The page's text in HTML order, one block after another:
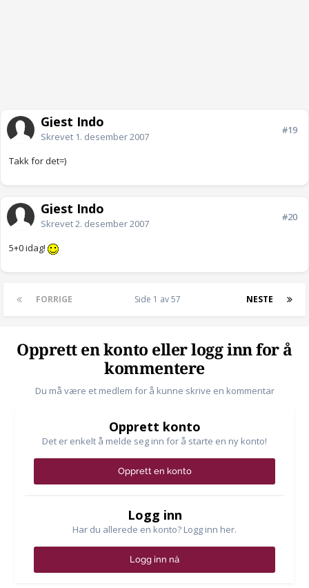
Gjest Indo
Skrevet 1. desember 2007
#19
Takk for det=)
Gjest Indo
Skrevet2. desember 2007
#20
5+0 idag!
FORRIGE NESTE
Side 1 av 57
Opprett en konto eller logg inn for å
kommentere
Du må være et medlem for å kunne skrive en kommentar
Opprett konto
Det er enkelt å melde seg inn for å starte en ny konto!
Opprett en konto
Logg inn
Har du allerede en konto? Logg inn her.
Logg inn nå